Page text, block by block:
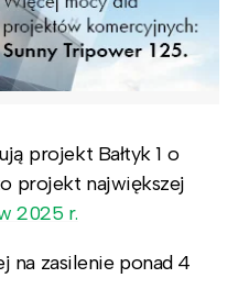
projekt Bałtyk 1 o
projekt największej
2025 r.
na zasilenie ponad 4